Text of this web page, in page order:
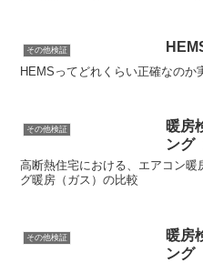
その他検証
HEMSってどれくらい正確なの
その他検証
暖房
ング
高断熱住宅における、エアコン
グ暖房（ガス）の比較
その他検証
暖房
ング